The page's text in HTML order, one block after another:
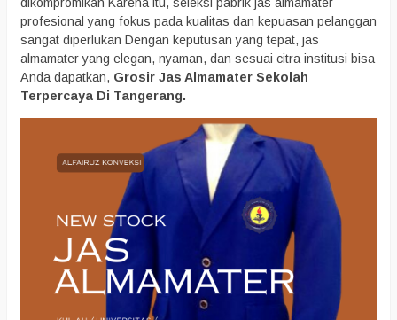
profesional yang fokus pada kualitas dan kepuasan pelanggan
sangat diperlukan Dengan keputusan yang tepat, jas
almamater yang elegan, nyaman, dan sesuai citra institusi bisa
Anda dapatkan, Grosir Jas Almamater Sekolah
Terpercaya Di Tangerang.